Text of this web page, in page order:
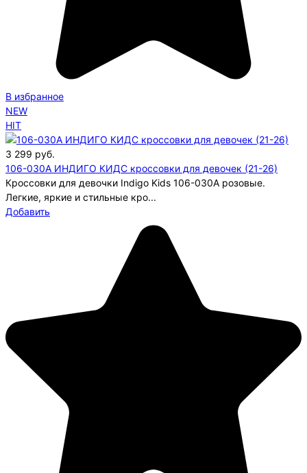
В избранное
NEW
HIT
3 299 руб.
106-030A ИНДИГО КИДС кроссовки для девочек (21-26)
Кроссовки для девочки Indigo Kids 106-030A розовые.
Легкие, яркие и стильные кро...
Добавить